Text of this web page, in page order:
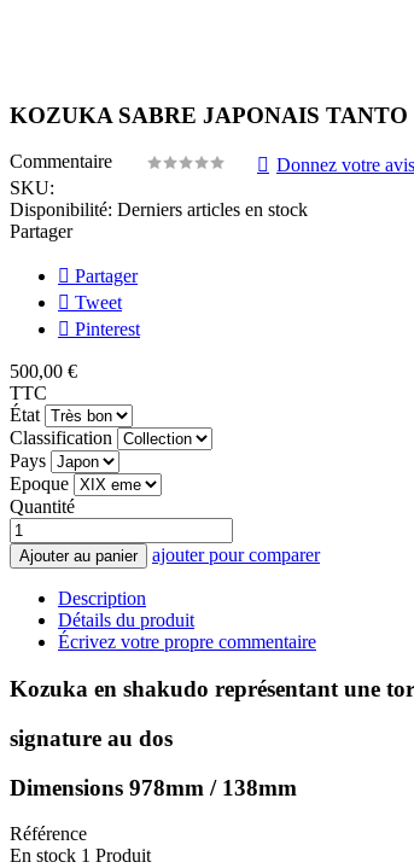
KOZUKA SABRE JAPONAIS
Commentaire
Donnez votre avis
SKU:
Disponibilité: Derniers articles en stock
Partager
Partager
Tweet
Pinterest
500,00 €
TTC
État
Classification
Pays
Epoque
Quantité
Ajouter au panier ajouter pour comparer
Description
Détails du produit
Écrivez votre propre commentaire
Kozuka en shakudo représentant une
signature au dos
Dimensions 978mm / 138mm
Référence
En stock 1 Produit